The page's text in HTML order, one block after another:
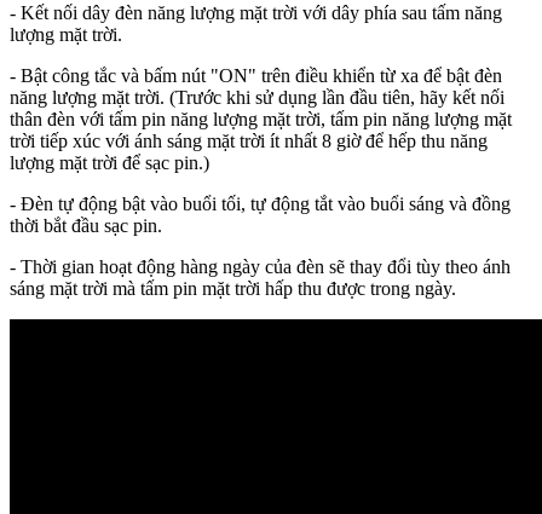
- Kết nối dây đèn năng lượng mặt trời với dây phía sau tấm năng
lượng mặt trời.
- Bật công tắc và bấm nút "ON" trên điều khiển từ xa để bật đèn
năng lượng mặt trời. (Trước khi sử dụng lần đầu tiên, hãy kết nối
thân đèn với tấm pin năng lượng mặt trời, tấm pin năng lượng mặt
trời tiếp xúc với ánh sáng mặt trời ít nhất 8 giờ để hếp thu năng
lượng mặt trời để sạc pin.)
- Đèn tự động bật vào buổi tối, tự động tắt vào buổi sáng và đồng
thời bắt đầu sạc pin.
- Thời gian hoạt động hàng ngày của đèn sẽ thay đổi tùy theo ánh
sáng mặt trời mà tấm pin mặt trời hấp thu được trong ngày.